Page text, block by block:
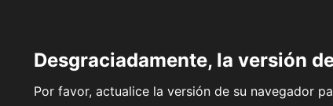
Desgraciadamente, la versión
Por favor, actualice la versión de su navegador